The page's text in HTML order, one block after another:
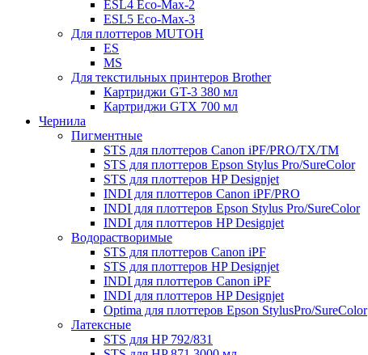
ESL4 Eco-Max-2
ESL5 Eco-Max-3
Для плоттеров MUTOH
ES
MS
Для текстильных принтеров Brother
Картриджи GT-3 380 мл
Картриджи GTX 700 мл
Чернила
Пигментные
STS для плоттеров Canon iPF/PRO/TX/ТМ
STS для плоттеров Epson Stylus Pro/SureColor
STS для плоттеров HP Designjet
INDI для плоттеров Canon iPF/PRO
INDI для плоттеров Epson Stylus Pro/SureColor
INDI для плоттеров HP Designjet
Водорастворимые
STS для плоттеров Canon iPF
STS для плоттеров HP Designjet
INDI для плоттеров Canon iPF
INDI для плоттеров HP Designjet
Optima для плоттеров Epson StylusPro/SureColor
Латексные
STS для HP 792/831